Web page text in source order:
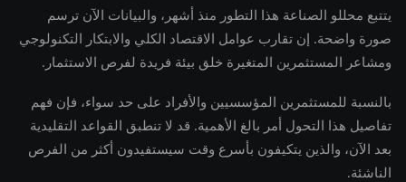
يتتبع محللو الصناعة هذا التطور منذ أشهر، والبيانات الآن ترسم
صورة واضحة. إن تقارب عوامل الاقتصاد الكلي والابتكار التكنولوجي
ومشاعر المستثمرين المتغيرة خلق بيئة فريدة لفرص الاستثمار.
بالنسبة للمستثمرين المؤسسيين والأفراد على حد سواء، فإن فهم
تفاصيل هذا التحول أمر بالغ الأهمية. قد لا تنطبق القواعد التقليدية
بعد الآن، والذين يتكيفون بأسرع وقت سيستفيدون أكثر من الفرص
الناشئة.